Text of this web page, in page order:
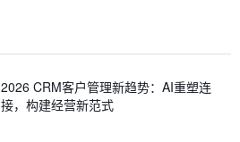
2026 CRM客户管理新趋势：AI重塑连
接，构建经营新范式